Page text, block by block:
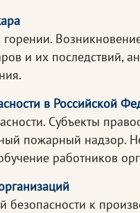
и их последствий,
в Российской
Субъекты
пожарный надзор.
работников
к